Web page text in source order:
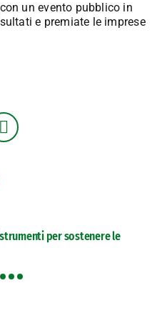
un evento pubblico in
e premiate le imprese
per sostenere le